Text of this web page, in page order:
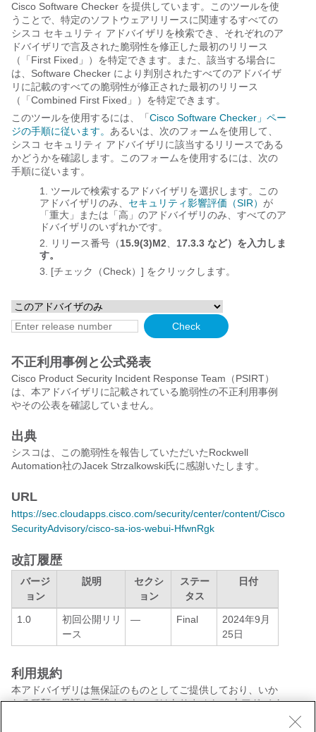
Cisco Software Checker を提供しています。このツールを使
うことで、特定のソフトウェアリリースに関連するすべての
シスコ セキュリティ アドバイザリを検索でき、それぞれのア
ドバイザリで言及された脆弱性を修正した最初のリリース
（「First Fixed」）を特定できます。また、該当する場合に
は、Software Checker により判別されたすべてのアドバイザ
リに記載のすべての脆弱性が修正された最初のリリース
（「Combined First Fixed」）を特定できます。
このツールを使用するには、「 Cisco Software Checker」ペー
ジの手順に従います。 あるいは、次のフォームを使用して、
シスコ セキュリティ アドバイザリに該当するリリースである
かどうかを確認します。このフォームを使用するには、次の
手順に従います。
ツールで検索するアドバイザリを選択します。この
アドバイザリのみ、 セキュリティ影響評価（SIR） が
「重大」または「高」のアドバイザリのみ、すべてのア
ドバイザリのいずれかです。
リリース番号（15.9(3)M2
17.3.3 など）を入力しま
す。
[チェック（Check）] をクリックします。
不正利用事例と公式発表
Cisco Product Security Incident Response Team（PSIRT）
は、本アドバイザリに記載されている脆弱性の不正利用事例
やその公表を確認していません。
出典
シスコは、この脆弱性を報告していただいたRockwell
Automation社のJacek Strzalkowski氏に感謝いたします。
URL
https://sec.cloudapps.cisco.com/security/center/content/Cisco
SecurityAdvisory/cisco-sa-ios-webui-HfwnRgk
改訂履歴
バージ
ョン
説明
セクシ
ョン
ステー
タス
日付
1.0
初回公開リリ
ース
— Final
2024年9月
25日
利用規約
本アドバイザリは無保証のものとしてご提供しており、いか
なる種類の保証も示唆するものではありません。 本アドバイ